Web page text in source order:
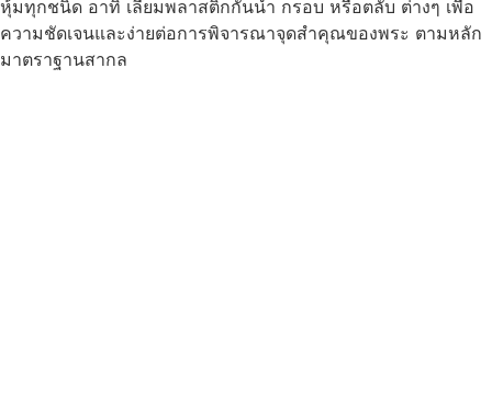
หุ้มทุกชนิด อาทิ เลี่ยมพลาสติกกันน้ำ กรอบ หรือตลับ ต่างๆ เพื่อ
ความชัดเจนและง่ายต่อการพิจารณาจุดสำคุณของพระ ตามหลัก
มาตราฐานสากล